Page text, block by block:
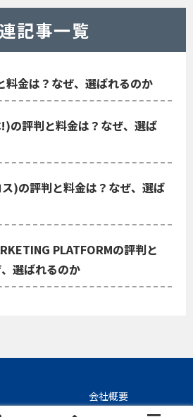
記事一覧
料金は？なぜ、選ばれるのか
の評判と料金は？なぜ、選ば
)の評判と料金は？なぜ、選ば
PLATFORMの評判と
選ばれるのか
会社概要